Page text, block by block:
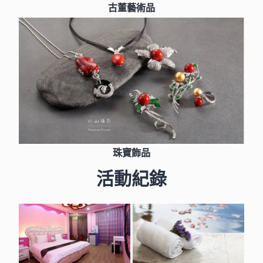
古董藝術品
珠寶飾品
活動紀錄